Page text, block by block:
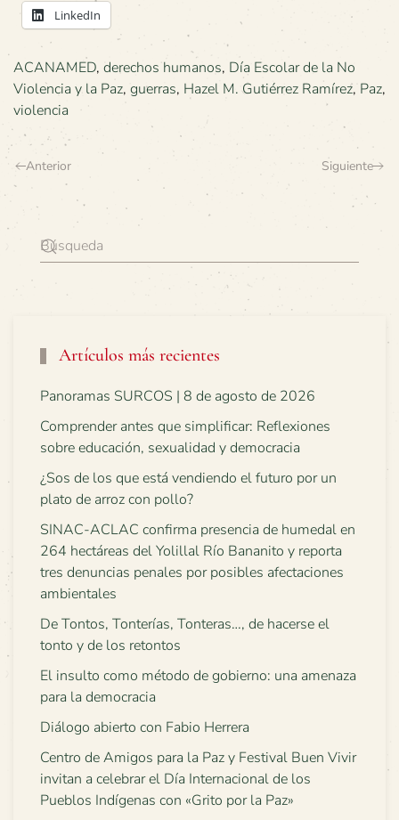
LinkedIn
ACANAMED, derechos humanos, Día Escolar de la No
Violencia y la Paz, guerras, Hazel M. Gutiérrez Ramírez, Paz,
violencia
Anterior Siguiente
Artículos más recientes
Panoramas SURCOS | 8 de agosto de 2026
Comprender antes que simplificar: Reflexiones
sobre educación, sexualidad y democracia
¿Sos de los que está vendiendo el futuro por un
plato de arroz con pollo?
SINAC-ACLAC confirma presencia de humedal en
264 hectáreas del Yolillal Río Bananito y reporta
tres denuncias penales por posibles afectaciones
ambientales
De Tontos, Tonterías, Tonteras…, de hacerse el
tonto y de los retontos
El insulto como método de gobierno: una amenaza
para la democracia
Diálogo abierto con Fabio Herrera
Centro de Amigos para la Paz y Festival Buen Vivir
invitan a celebrar el Día Internacional de los
Pueblos Indígenas con «Grito por la Paz»